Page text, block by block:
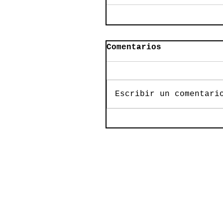
Comentarios
Escribir un